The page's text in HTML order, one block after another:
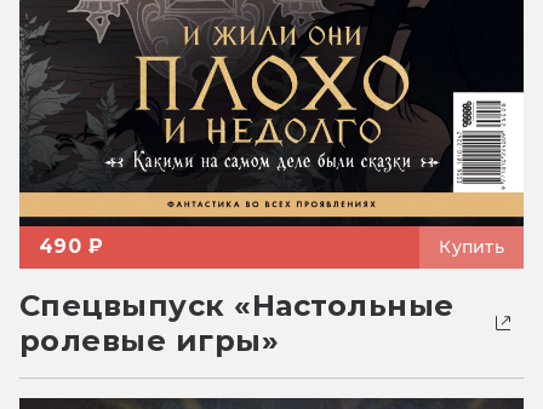
490 ₽ Купить
Спецвыпуск «Настольные
ролевые игры»